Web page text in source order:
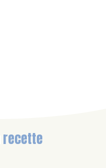
recette